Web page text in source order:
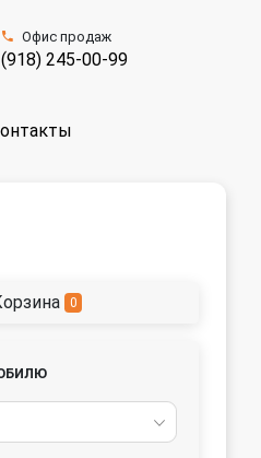
Офис продаж
245-00-99
0